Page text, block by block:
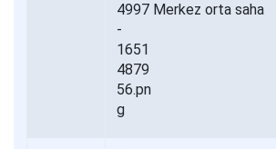
Merkez orta saha